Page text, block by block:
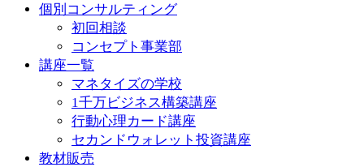
個別コンサルティング
初回相談
コンセプト事業部
講座一覧
マネタイズの学校
1千万ビジネス構築講座
行動心理カード講座
セカンドウォレット投資講座
教材販売